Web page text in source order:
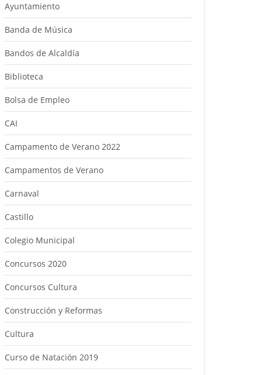
Ayuntamiento
Banda de Música
Bandos de Alcaldía
Biblioteca
Bolsa de Empleo
CAI
Campamento de Verano 2022
Campamentos de Verano
Carnaval
Castillo
Colegio Municipal
Concursos 2020
Concursos Cultura
Construcción y Reformas
Cultura
Curso de Natación 2019